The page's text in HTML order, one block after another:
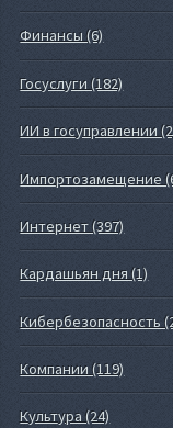
Финансы (6)
Госуслуги (182)
ИИ в госуправлении
Импортозамещение
Интернет (397)
Кардашьян дня (1)
Кибербезопасность
Компании (119)
Культура (24)